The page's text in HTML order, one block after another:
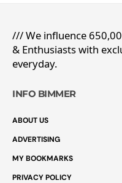
/// We influence
& Enthusiasts with
everyday.
INFO BIMMER
ABOUT US
ADVERTISING
MY BOOKMARKS
PRIVACY POLICY